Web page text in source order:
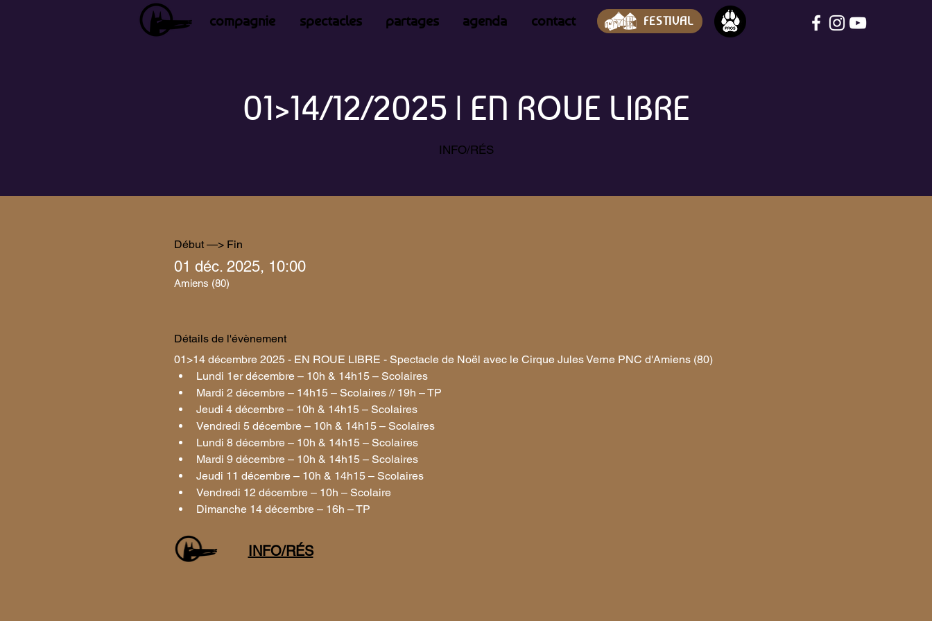
compagnie spectacles partages agenda contact FESTIVAL
01>14/12/2025 | EN ROUE LIBRE
INFO/RÉS
Début —> Fin
01 déc. 2025, 10:00
Amiens (80)
Détails de l'évènement
01>14 décembre 2025 - EN ROUE LIBRE - Spectacle de Noël avec le Cirque Jules Verne PNC d'Amiens (80)
Lundi 1er décembre – 10h & 14h15 – Scolaires
Mardi 2 décembre – 14h15 – Scolaires // 19h – TP
Jeudi 4 décembre – 10h & 14h15 – Scolaires
Vendredi 5 décembre – 10h & 14h15 – Scolaires
Lundi 8 décembre – 10h & 14h15 – Scolaires
Mardi 9 décembre – 10h & 14h15 – Scolaires
Jeudi 11 décembre – 10h & 14h15 – Scolaires
Vendredi 12 décembre – 10h – Scolaire
Dimanche 14 décembre – 16h – TP
INFO/RÉS